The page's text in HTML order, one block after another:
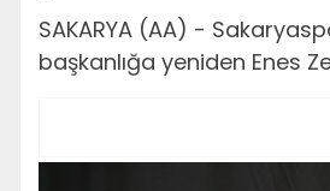
SAKARYA (AA) -
başkanlığa yeniden Enes